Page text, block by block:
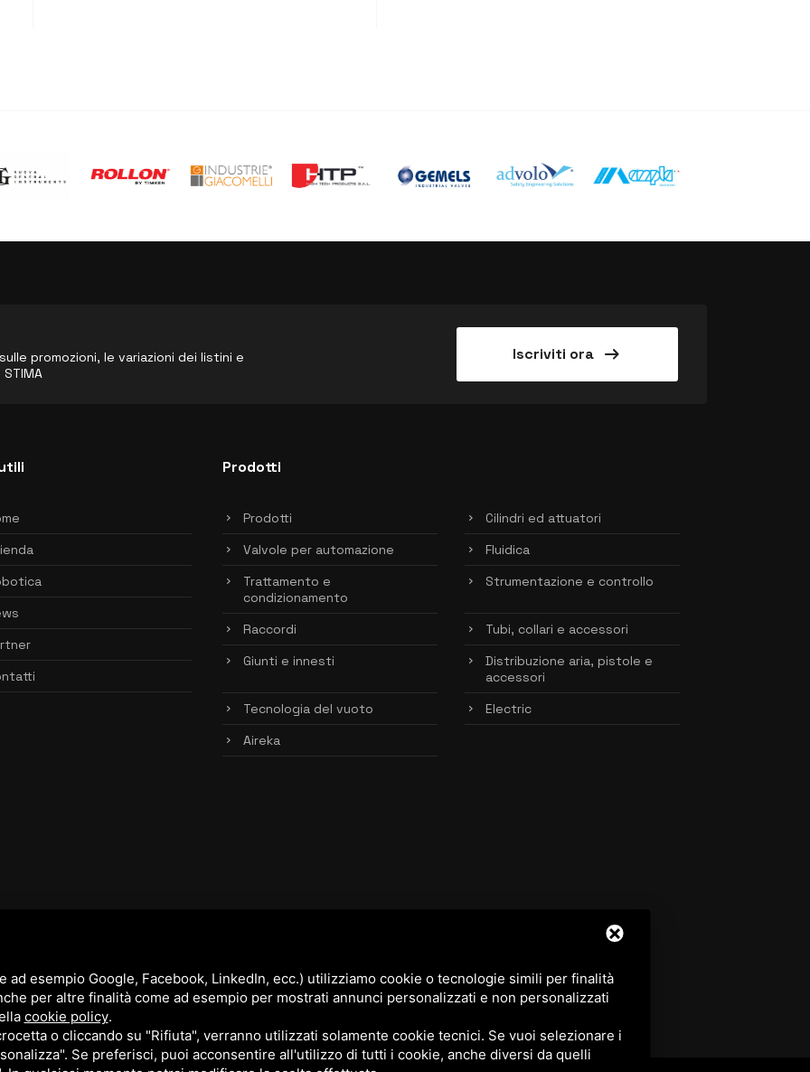
promozioni, le variazioni dei listini e
Iscriviti ora arrow_right_alt
Prodotti
Prodotti
Cilindri ed attuatori
Valvole per automazione
Fluidica
Trattamento e
condizionamento
Strumentazione e controllo
Raccordi
Tubi, collari e accessori
Giunti e innesti
Distribuzione aria, pistole e
accessori
Tecnologia del vuoto
Electric
Aireka
ad esempio Google, Facebook, LinkedIn, ecc.) utilizziamo cookie o tecnologie simili per finalità
per altre finalità come ad esempio per mostrati annunci personalizzati e non personalizzati
cookie policy.
o cliccando su "Rifiuta", verranno utilizzati solamente cookie tecnici. Se vuoi selezionare i
Se preferisci, puoi acconsentire all'utilizzo di tutti i cookie, anche diversi da quelli